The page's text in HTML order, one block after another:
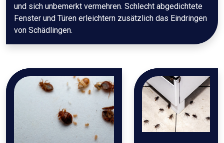
und sich unbemerkt vermehren. Schlecht abgedichtete
Fenster und Türen erleichtern zusätzlich das Eindringen
von Schädlingen.